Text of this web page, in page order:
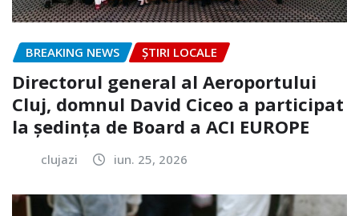
BREAKING NEWS ȘTIRI LOCALE
Directorul general al Aeroportului
Cluj, domnul David Ciceo a participat
la ședința de Board a ACI EUROPE
clujazi iun. 25, 2026